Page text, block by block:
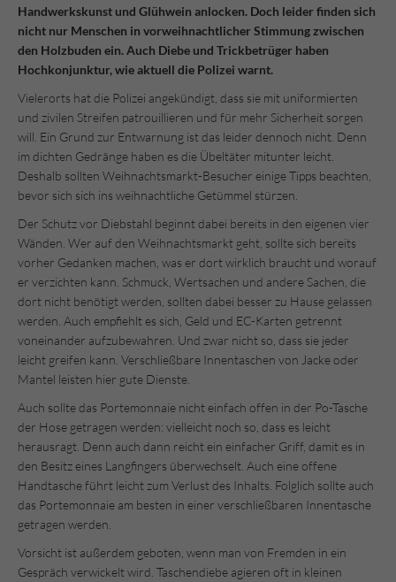
Handwerkskunst und Glühwein anlocken. Doch leider finden sich
nicht nur Menschen in vorweihnachtlicher Stimmung zwischen
den Holzbuden ein. Auch Diebe und Trickbetrüger haben
Hochkonjunktur, wie aktuell die Polizei warnt.
Vielerorts hat die Polizei angekündigt, dass sie mit uniformierten
und zivilen Streifen patrouillieren und für mehr Sicherheit sorgen
will. Ein Grund zur Entwarnung ist das leider dennoch nicht. Denn
im dichten Gedränge haben es die Übeltäter mitunter leicht.
Deshalb sollten Weihnachtsmarkt-Besucher einige Tipps beachten,
bevor sich sich ins weihnachtliche Getümmel stürzen.
Der Schutz vor Diebstahl beginnt dabei bereits in den eigenen vier
Wänden. Wer auf den Weihnachtsmarkt geht, sollte sich bereits
vorher Gedanken machen, was er dort wirklich braucht und worauf
er verzichten kann. Schmuck, Wertsachen und andere Sachen, die
dort nicht benötigt werden, sollten dabei besser zu Hause gelassen
werden. Auch empfiehlt es sich, Geld und EC-Karten getrennt
voneinander aufzubewahren. Und zwar nicht so, dass sie jeder
leicht greifen kann. Verschließbare Innentaschen von Jacke oder
Mantel leisten hier gute Dienste.
Auch sollte das Portemonnaie nicht einfach offen in der Po-Tasche
der Hose getragen werden: vielleicht noch so, dass es leicht
herausragt. Denn auch dann reicht ein einfacher Griff, damit es in
den Besitz eines Langfingers überwechselt. Auch eine offene
Handtasche führt leicht zum Verlust des Inhalts. Folglich sollte auch
das Portemonnaie am besten in einer verschließbaren Innentasche
getragen werden.
Vorsicht ist außerdem geboten, wenn man von Fremden in ein
Gespräch verwickelt wird. Taschendiebe agieren oft in kleinen